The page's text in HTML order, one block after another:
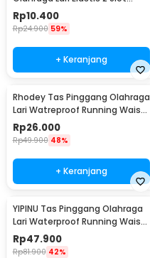
Running Waist Bag - C92209
Rp10.400
Rp24.900 59%
+ Keranjang
Rhodey Tas Pinggang Olahraga
Lari Watreproof Running Waist
Bag - CFD
Rp26.000
Rp49.900 48%
+ Keranjang
YIPINU Tas Pinggang Olahraga
Lari Waterproof Running Waist
Bag - 1079
Rp47.900
Rp81.900 42%